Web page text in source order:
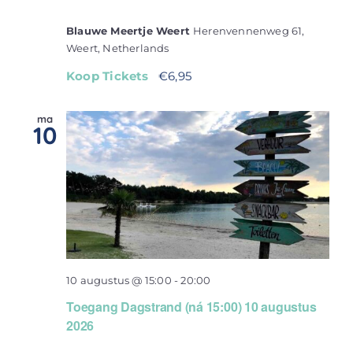
Blauwe Meertje Weert Herenvennenweg 61,
Weert, Netherlands
Koop Tickets €6,95
ma
10
Toegang Dagstrand (ná 15:00) 10 augustus
2026
10 augustus @ 15:00 -20:00